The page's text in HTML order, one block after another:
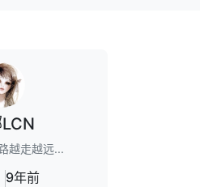
越走越远...
9年前